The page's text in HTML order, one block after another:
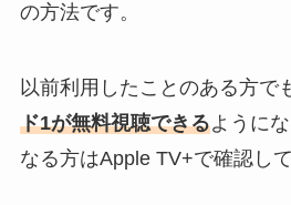
の方法です。
以前利用したことのある方で
ド1が無料視聴できるように
なる方はApple TV+で確認し